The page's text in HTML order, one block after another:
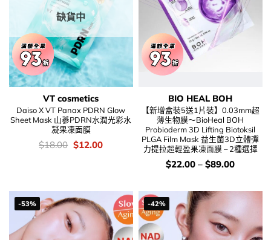
缺貨中
VT cosmetics
Daiso X VT Panax PDRN Glow
Sheet Mask 山蔘PDRN水潤光彩水
凝果凍面膜
價
錢：
$18.00 Original
price
$12.00Current
BIO HEAL BOH
【新增盒裝5送1片裝】0.03mm超
薄生物膜～BioHeal BOH
Probioderm 3D Lifting Biotoksil
PLGA Film Mask 益生菌3D立體彈
力提拉超輕盈果凍面膜 – 2種選擇
價
錢：
$22.00 – $89.00
-53% -42%